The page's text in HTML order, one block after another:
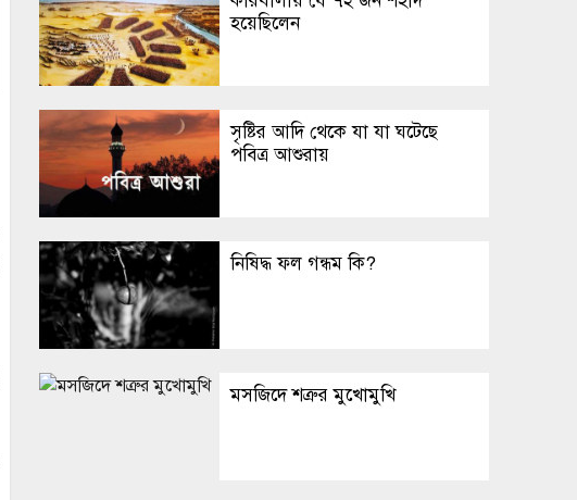
হয়েছিলেন
সৃষ্টির আদি থেকে যা যা ঘটেছে
পবিত্র আশুরায়
নিষিদ্ধ ফল গন্ধম কি?
মসজিদে শত্রুর মুখোমুখি